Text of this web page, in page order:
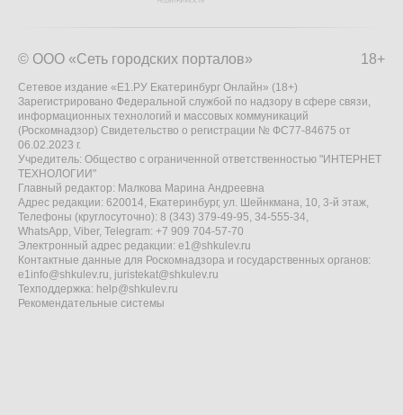
18+
© ООО «Сеть городских порталов»
Сетевое издание «Е1.РУ Екатеринбург Онлайн» (18+)
Зарегистрировано Федеральной службой по надзору в сфере связи,
информационных технологий и массовых коммуникаций
(Роскомнадзор) Свидетельство о регистрации № ФС77-84675 от
06.02.2023 г.
Учредитель: Общество с ограниченной ответственностью "ИНТЕРНЕТ
ТЕХНОЛОГИИ"
Главный редактор: Малкова Марина Андреевна
Адрес редакции: 620014, Екатеринбург, ул. Шейнкмана, 10, 3-й этаж,
Телефоны (круглосуточно): 8 (343) 379-49-95, 34-555-34,
WhatsApp, Viber, Telegram: +7 909 704-57-70
Электронный адрес редакции: e1@shkulev.ru
Контактные данные для Роскомнадзора и государственных органов:
e1info@shkulev.ru, juristekat@shkulev.ru
Техподдержка: help@shkulev.ru
Рекомендательные системы